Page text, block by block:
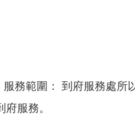
務範圍： 到府服務處所
服務。